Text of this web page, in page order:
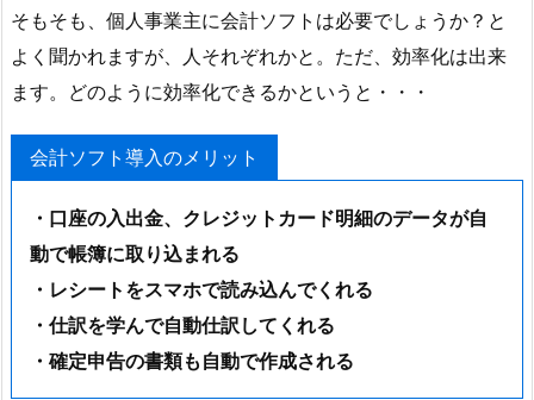
そもそも、個人事業主に会計ソフトは必要でしょうか？と
よく聞かれますが、人それぞれかと。ただ、効率化は出来
ます。どのように効率化できるかというと・・・
会計ソフト導入のメリット
・口座の入出金、クレジットカード明細のデータが自
動で帳簿に取り込まれる
・レシートをスマホで読み込んでくれる
・仕訳を学んで自動仕訳してくれる
・確定申告の書類も自動で作成される